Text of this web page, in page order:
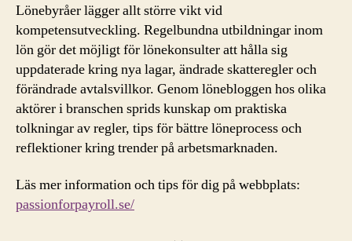
Lönebyråer lägger allt större vikt vid
kompetensutveckling. Regelbundna utbildningar inom
lön gör det möjligt för lönekonsulter att hålla sig
uppdaterade kring nya lagar, ändrade skatteregler och
förändrade avtalsvillkor. Genom lönebloggen hos olika
aktörer i branschen sprids kunskap om praktiska
tolkningar av regler, tips för bättre löneprocess och
reflektioner kring trender på arbetsmarknaden.
Läs mer information och tips för dig på webbplats:
passionforpayroll.se/